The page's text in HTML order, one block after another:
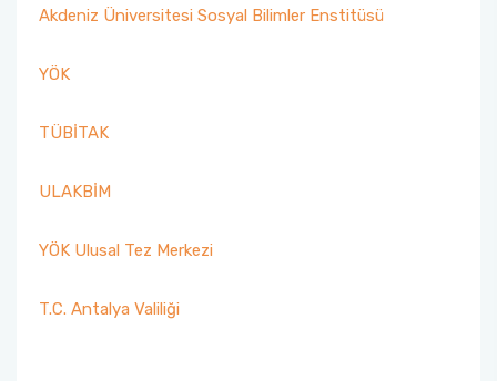
Akdeniz Üniversitesi Sosyal Bilimler Enstitüsü
YÖK
TÜBİTAK
ULAKBİM
YÖK Ulusal Tez Merkezi
T.C. Antalya Valiliği
Dayanışma)" Projesi Etkinliği
"LÖSEV Faaliyetleri Tanıtım" Projesi Etkinliği
Her Hayat Özeldir" Projesi Etkinlikleri
"Dilimiz Kimliğimiz" Projesi ve "Dokunduğum
TEGV Ziyareti